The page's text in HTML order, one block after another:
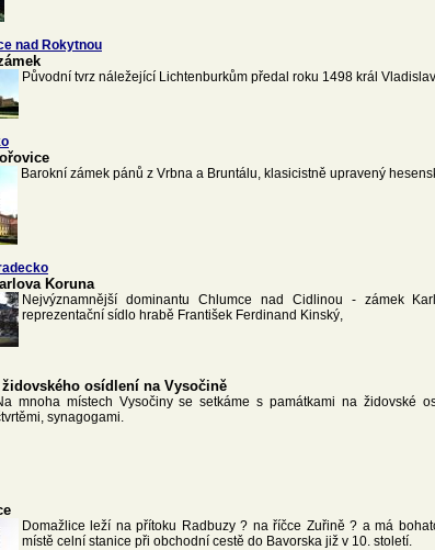
nad Rokytnou
Původní tvrz náležející Lichtenburkům předal roku 1498 král
Barokní zámek pánů z Vrbna a Bruntálu, klasicistně upravený
Koruna
Nejvýznamnější dominantu Chlumce nad Cidlinou - zámek
reprezentační sídlo hrabě František Ferdinand Kinský,
židovského osídlení na Vysočině
mnoha místech Vysočiny se setkáme s památkami na židovské
synagogami.
Domažlice leží na přítoku Radbuzy ? na říčce Zuřině ? a má
místě celní stanice při obchodní cestě do Bavorska již v 10. století.